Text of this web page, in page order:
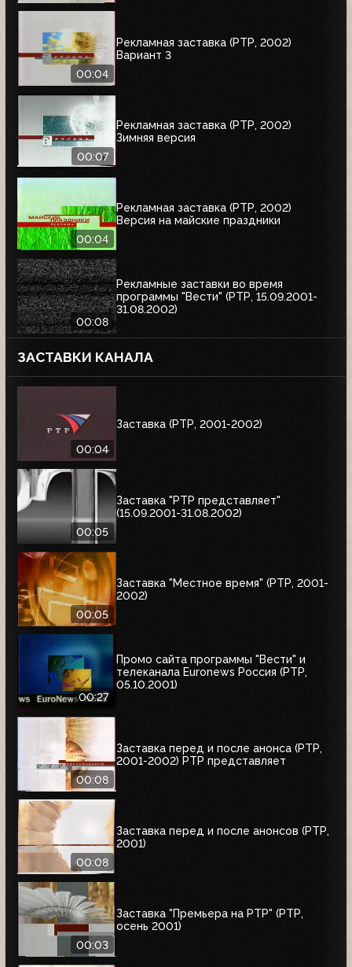
00:04
Рекламная заставка (РТР, 2002)
Вариант 3
00:07
Рекламная заставка (РТР, 2002)
Зимняя версия
00:04
Рекламная заставка (РТР, 2002)
Версия на майские праздники
00:08
Рекламные заставки во время
программы "Вести" (РТР, 15.09.2001-
31.08.2002)
ЗАСТАВКИ КАНАЛА
00:04
Заставка (РТР, 2001-2002)
00:05
Заставка "РТР представляет"
(15.09.2001-31.08.2002)
00:05
Заставка "Местное время" (РТР, 2001-
2002)
00:27
Промо сайта программы "Вести" и
телеканала Euronews Россия (РТР,
05.10.2001)
00:08
Заставка перед и после анонса (РТР,
2001-2002) РТР представляет
00:08
Заставка перед и после анонсов (РТР,
2001)
00:03
Заставка "Премьера на РТР" (РТР,
осень 2001)